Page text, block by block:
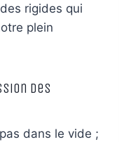
rigides qui
plein
des
dans le vide ;